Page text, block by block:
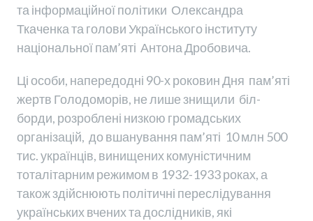
та інформаційної політики Олександра
Ткаченка та голови Українського інституту
національної пам’яті Антона Дробовича.
Ці особи, напередодні 90-х роковин Дня пам’яті
жертв Голодоморів, не лише знищили біл-
борди, розроблені низкою громадських
організацій, до вшанування пам’яті 10 млн 500
тис. українців, винищених комуністичним
тоталітарним режимом в 1932-1933 роках, а
також здійснюють політичні переслідування
українських вчених та дослідників, які